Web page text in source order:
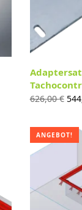
626,00€
ANGEBOT!